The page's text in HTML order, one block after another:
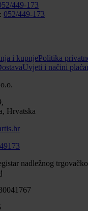
449-173
052/449-173
i kupnjePolitika
Uvjeti i načini
Hrvatska
nadležnog